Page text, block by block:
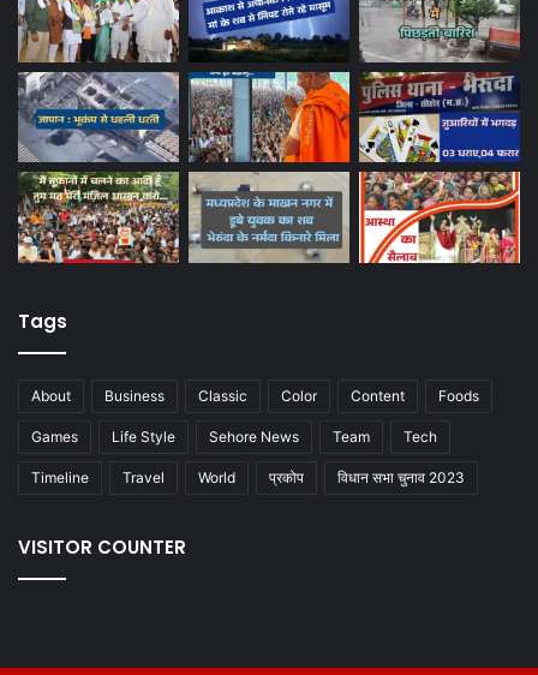
Tags
About Business Classic Color Content Foods
Games Life Style Sehore News Team Tech
Timeline Travel World प्रकोप विधान सभा चुनाव 2023
VISITOR COUNTER